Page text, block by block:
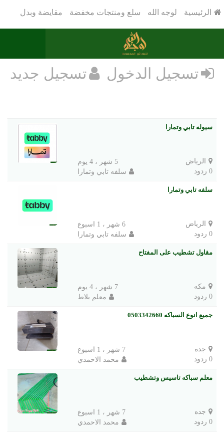
الرئيسية لوجه الله سلع ومنتجات مخفضة مقايضة وبدل
تسجيل الدخول تسجيل جديد
سيوله تابي وتمارا
الرياض
0 ردود
5 شهر ، 4 يوم
سلفه تابي وتمارا
سلفه تابي وتمارا
الرياض
0 ردود
6 شهر ، 1 اسبوع
سلفه تابي وتمارا
مقاول تشطيب على المفتاح
مكه
0 ردود
7 شهر ، 4 يوم
معلم بلاط
جميع انوع السباكه 0503342660
جده
0 ردود
7 شهر ، 1 اسبوع
محمد الاحمدي
معلم سباكه تاسيس وتشطيب
جده
0 ردود
7 شهر ، 1 اسبوع
محمد الاحمدي